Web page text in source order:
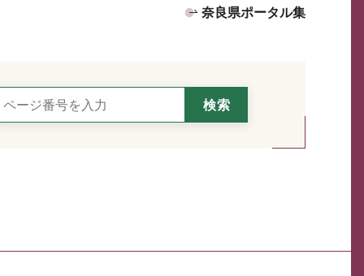
奈良県ポータル集